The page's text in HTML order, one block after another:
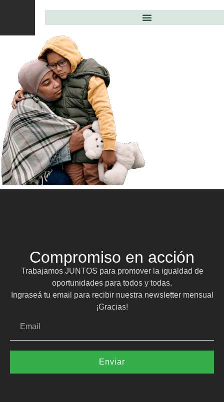
Compromiso en acción
Trabajamos JUNTOS para promover la igualdad de
oportunidades para todos y todas.
Ingraseá tu email para recibir nuestra newsletter mensual
¡Gracias!
Enviar